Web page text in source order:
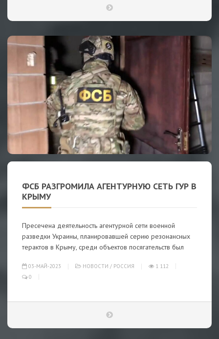
ФСБ РАЗГРОМИЛА АГЕНТУРНУЮ СЕТЬ ГУР В
КРЫМУ
Пресечена деятельность агентурной сети военной
разведки Украины, планировавшей серию резонансных
терактов в Крыму, среди объектов посягательств был
03-МАЙ-2023 НОВОСТИ / РОССИЯ
1 112
0